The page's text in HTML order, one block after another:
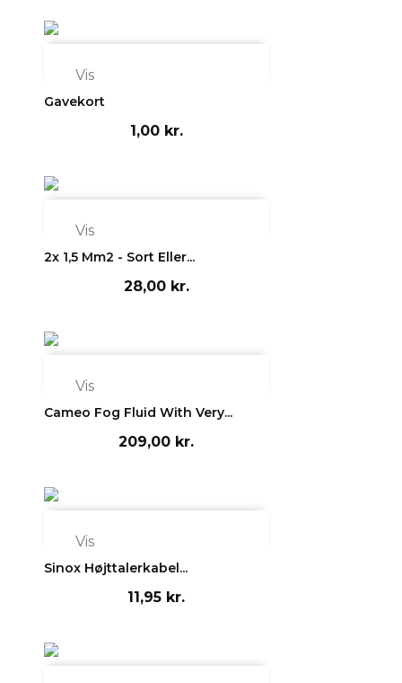
Vis
Gavekort
1,00 kr.
Vis
2x 1,5 Mm2 - Sort Eller...
28,00 kr.
Vis
Cameo Fog Fluid With Very...
209,00 kr.
Vis
Sinox Højttalerkabel...
11,95 kr.